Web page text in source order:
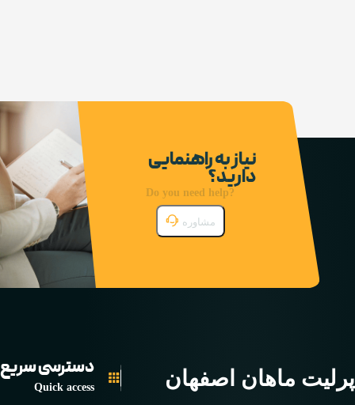
پرلیت ماهان اصفهان دسترسی سریع
Quick access
نیاز به راهنمایی
دارید؟
Do you need help?
مشاوره